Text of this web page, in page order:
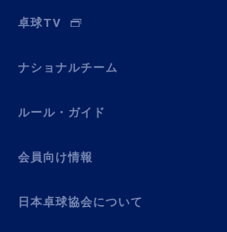
卓球TV
ナショナルチーム
ルール・ガイド
会員向け情報
日本卓球協会について